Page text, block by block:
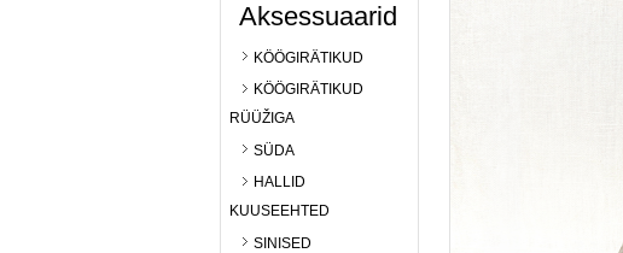
Aksessuaarid
KÖÖGIRÄTIKUD
KÖÖGIRÄTIKUD
RÜÜŽIGA
SÜDA
HALLID
KUUSEEHTED
SINISED